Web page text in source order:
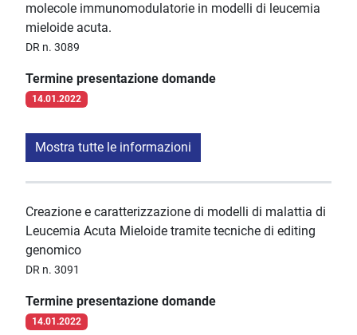
molecole immunomodulatorie in modelli di leucemia
mieloide acuta.
DR n. 3089
Termine presentazione domande
14.01.2022
Mostra tutte le informazioni
Creazione e caratterizzazione di modelli di malattia di
Leucemia Acuta Mieloide tramite tecniche di editing
genomico
DR n. 3091
Termine presentazione domande
14.01.2022